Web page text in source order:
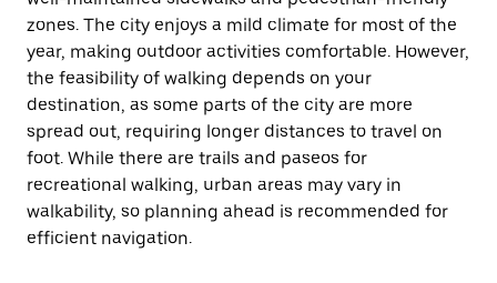
zones. The city enjoys a mild climate for most of the
year, making outdoor activities comfortable. However,
the feasibility of walking depends on your
destination, as some parts of the city are more
spread out, requiring longer distances to travel on
foot. While there are trails and paseos for
recreational walking, urban areas may vary in
walkability, so planning ahead is recommended for
efficient navigation.